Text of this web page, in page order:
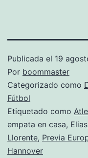
Publicada el 19
Por boommaster
Categorizado como
Fútbol
Etiquetado como
empata en casa, Elias
Llorente, Previa
Hannover